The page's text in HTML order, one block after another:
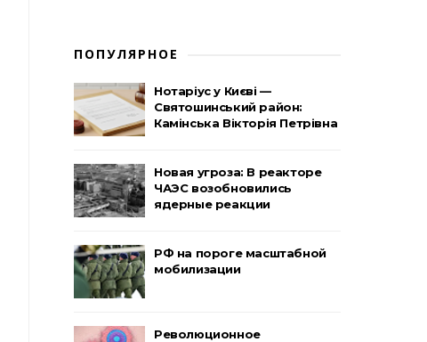
ПОПУЛЯРНОЕ
Нотаріус у Києві —
Святошинський район:
Камінська Вікторія Петрівна
Новая угроза: В реакторе
ЧАЭС возобновились
ядерные реакции
РФ на пороге масштабной
мобилизации
Революционное